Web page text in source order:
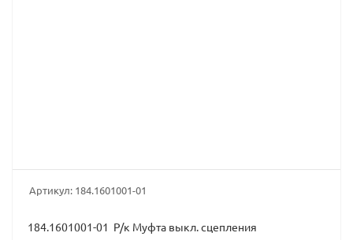
Артикул: 184.1601001-01
184.1601001-01 Р/к Муфта выкл. сцепления